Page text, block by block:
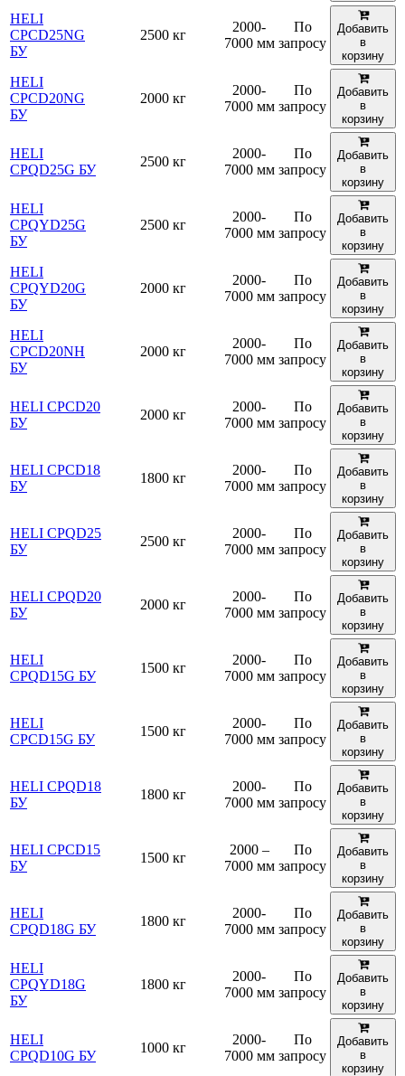
HELI
CPCD25NG
БУ
2500 кг
2000-
7000 мм
По
запросу
Добавить
в
корзину
HELI
CPCD20NG
БУ
2000 кг
2000-
7000 мм
По
запросу
Добавить
в
корзину
HELI
CPQD25G БУ
2500 кг
2000-
7000 мм
По
запросу
Добавить
в
корзину
HELI
CPQYD25G
БУ
2500 кг
2000-
7000 мм
По
запросу
Добавить
в
корзину
HELI
CPQYD20G
БУ
2000 кг
2000-
7000 мм
По
запросу
Добавить
в
корзину
HELI
CPCD20NH
БУ
2000 кг
2000-
7000 мм
По
запросу
Добавить
в
корзину
HELI CPCD20
БУ
2000 кг
2000-
7000 мм
По
запросу
Добавить
в
корзину
HELI CPCD18
БУ
1800 кг
2000-
7000 мм
По
запросу
Добавить
в
корзину
HELI CPQD25
БУ
2500 кг
2000-
7000 мм
По
запросу
Добавить
в
корзину
HELI CPQD20
БУ
2000 кг
2000-
7000 мм
По
запросу
Добавить
в
корзину
HELI
CPQD15G БУ
1500 кг
2000-
7000 мм
По
запросу
Добавить
в
корзину
HELI
CPСD15G БУ
1500 кг
2000-
7000 мм
По
запросу
Добавить
в
корзину
HELI CPQD18
БУ
1800 кг
2000-
7000 мм
По
запросу
Добавить
в
корзину
HELI CPCD15
БУ
1500 кг
2000 –
7000 мм
По
запросу
Добавить
в
корзину
HELI
CPQD18G БУ
1800 кг
2000-
7000 мм
По
запросу
Добавить
в
корзину
HELI
CPQYD18G
БУ
1800 кг
2000-
7000 мм
По
запросу
Добавить
в
корзину
HELI
CPQD10G БУ
1000 кг
2000-
7000 мм
По
запросу
Добавить
в
корзину